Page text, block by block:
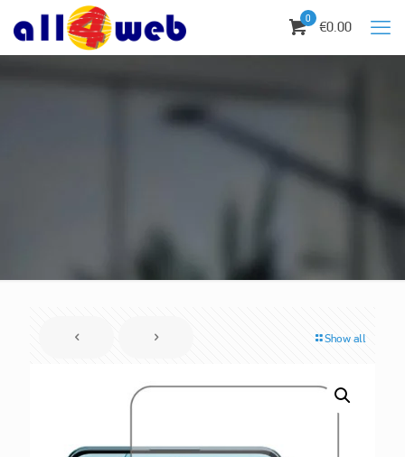
0 €0.00
Show all